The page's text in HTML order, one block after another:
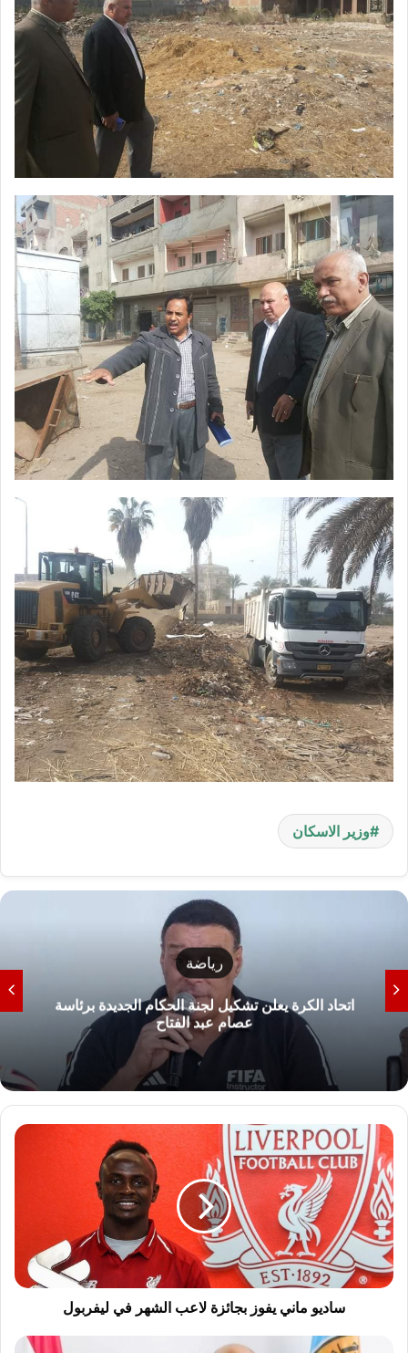
وزير الاسكان
رياضة
اتحاد الكرة يعلن تشكيل لجنة الحكام الجديدة برئاسة
عصام عبد الفتاح
ساديو
ماني
يفوز
بجائزة
لاعب
الشهر
في
ليفربول
ساديو ماني يفوز بجائزة لاعب الشهر في ليفربول